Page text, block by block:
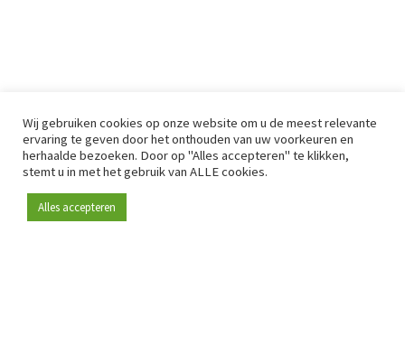
Wij gebruiken cookies op onze website om u de meest relevante
ervaring te geven door het onthouden van uw voorkeuren en
herhaalde bezoeken. Door op "Alles accepteren" te klikken,
stemt u in met het gebruik van ALLE cookies.
Alles accepteren